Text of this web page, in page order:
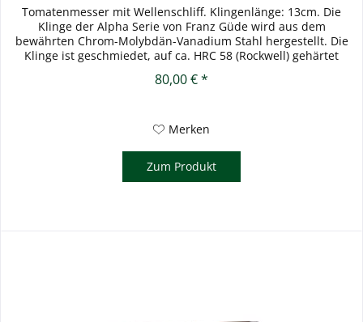
Tomatenmesser mit Wellenschliff. Klingenlänge: 13cm. Die
Klinge der Alpha Serie von Franz Güde wird aus dem
bewährten Chrom-Molybdän-Vanadium Stahl hergestellt. Die
Klinge ist geschmiedet, auf ca. HRC 58 (Rockwell) gehärtet
80,00 € *
Merken
Zum Produkt